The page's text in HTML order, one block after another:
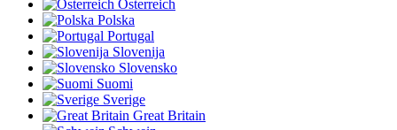
Österreich
Polska
Portugal
Slovenija
Slovensko
Suomi
Sverige
Great Britain